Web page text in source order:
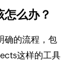
么办？
确的流程，包
这样的工具